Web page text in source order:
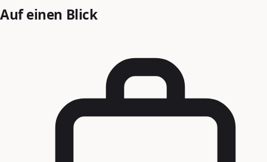
Auf einen Blick